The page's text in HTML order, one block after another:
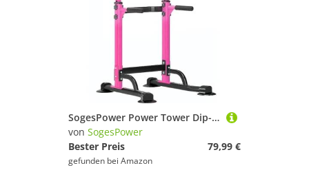
SogesPower Power Tower Dip-Station, Klimmzugstange für Zuhause, Fitnessstudio, verstellbare Höhe, Krafttraining, Workout-Ausrüstung, Klimmzugstange, Rosa
von SogesPower
Bester Preis
79,99 €
gefunden bei Amazon